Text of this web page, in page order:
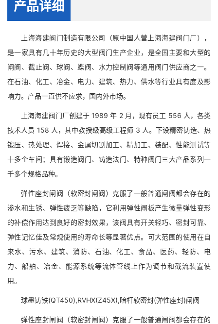
产品详细
上海海建阀门制造有限公司（原中国人营上海海建阀门厂），
是一家具有几十年历史的大型阀门生产企业，是全国主要和大型的
闸阀、截止阀、球阀、蝶阀、水力控制阀等通用阀门供应商之一。
在石油、化工、冶金、电力、建筑、热力、供水等行业具有度及影
响力。产品一直供不应求，国内外市场。
上海海建阀门厂创建于 1989 年 2 月，现有员工 556 人，各类
技术人员 158 人，其中教授级高级工程师 3 人。下设精密铸造、热
锻压、热处理、焊接、金属切割加工、精加工、装配、性能测试等
十多个车间；具有锻造阀门、铸造法门、特种阀门三大产品系列一
千多个规格品种。
弹性座封闸阀（软密封闸阀）克服了一般普通闸阀都会存在的
渗水和生锈、弹性疲乏等缺陷，它利用弹性闸板产生微量弹性变形
的补偿作用达到良好的密封效果，该阀具有开关轻巧、密封可靠、
弹性记忆佳及常规使用的寿命长等显著优点。可大范围的使用在自
来水、污水、建筑、消防、石油、化工、食品、医药、轻防、电
力、船舶、冶金、能源系统等流体管线上作为调节和截流装置使
用。
球墨铸铁(QT450),RVHX(Z45X),暗杆软密封(弹性座封)闸阀
弹性座封闸阀（软密封闸阀）克服了一般普通闸阀都会存在的